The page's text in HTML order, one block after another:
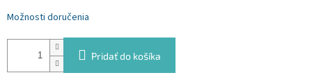
Možnosti doručenia
Pridať do košíka